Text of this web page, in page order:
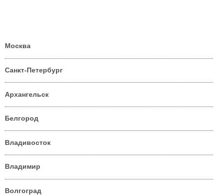
Москва
Санкт-Петербург
Архангельск
Белгород
Владивосток
Владимир
Волгоград